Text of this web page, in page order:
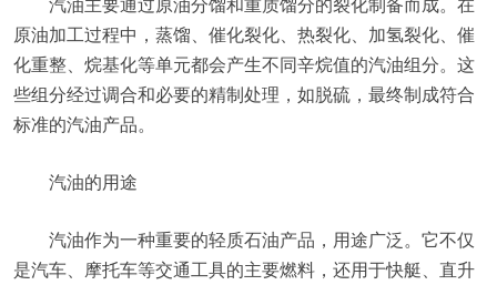
原油加工过程中，蒸馏、催化裂化、热裂化、加氢裂化、催
化重整、烷基化等单元都会产生不同辛烷值的汽油组分。这
些组分经过调合和必要的精制处理，如脱硫，最终制成符合
标准的汽油产品。
汽油的用途
汽油作为一种重要的轻质石油产品，用途广泛。它不仅
是汽车、摩托车等交通工具的主要燃料，还用于快艇、直升